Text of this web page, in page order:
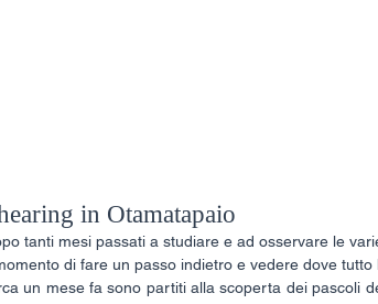
in Otamatapaio
tanti mesi passati a studiare e ad osservare le
di fare un passo indietro e vedere dove tutto
un mese fa sono partiti alla scoperta dei pascoli